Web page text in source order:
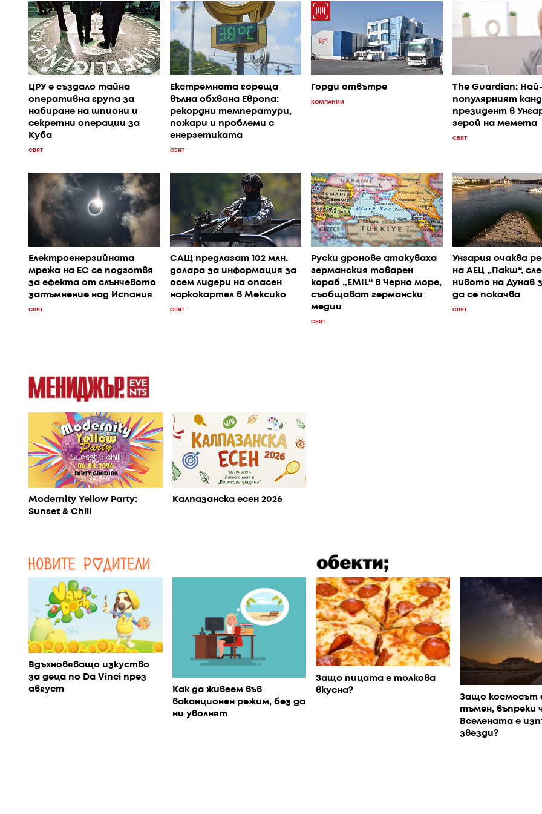
ЦРУ е създало тайна
оперативна група за
набиране на шпиони и
секретни операции за
Куба
СВЯТ
Екстремната гореща
вълна обхвана Европа:
рекордни температури,
пожари и проблеми с
енергетиката
СВЯТ
Горди отвътре
КОМПАНИИ
The Guardian:
популярният
президент в
герой на мемета
СВЯТ
Електроенергийната
мрежа на ЕС се подготвя
за ефекта от слънчевото
затъмнение над Испания
СВЯТ
САЩ предлагат 102 млн.
долара за информация за
осем лидери на опасен
наркокартел в Мексико
СВЯТ
Руски дронове атакуваха
германския товарен
кораб „EMIL“ в Черно море,
съобщават германски
медии
СВЯТ
Унгария очаква
на АЕЦ „Пакш“,
нивото на Дунав
да се покачва
СВЯТ
Modernity Yellow Party:
Sunset & Chill
Калпазанска есен 2026
Вдъхновяващо изкуство
за деца по Da Vinci през
август
Как да живеем във
ваканционен режим, без да
ни уволнят
Защо пицата е толкова
вкусна?
Защо космосът
тъмен, въпреки
Вселената е
звезди?